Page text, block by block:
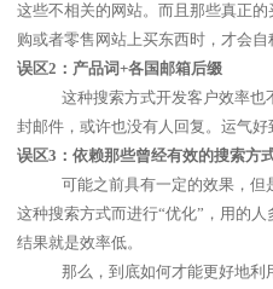
这些不相关的网站。而且那些真正的
购或者零售网站上买东西时，才会自
误区2 ：产品词+各国邮箱后缀
这种搜索方式开发客户效率
封邮件，或许也没有人回复。运气好
误区3 ：依赖那些曾经有效的搜索方
可能之前具有一定的效果，
这种搜索方式而进行“优化” ，用的
结果就是效率低。
那么，到底如何才能更好地利